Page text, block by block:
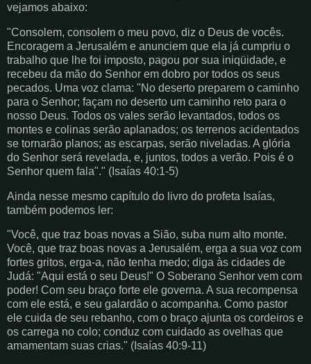
vejamos abaixo:
"Consolem, consolem o meu povo, diz o Deus de vocês.
Encoragem a Jerusalém e anunciem que ela já cumpriu o
trabalho que lhe foi imposto, pagou por sua iniqüidade, e
recebeu da mão do Senhor em dobro por todos os seus
pecados. Uma voz clama: "No deserto preparem o caminho
para o Senhor; façam no deserto um caminho reto para o
nosso Deus. Todos os vales serão levantados, todos os
montes e colinas serão aplanados; os terrenos acidentados
se tornarão planos; as escarpas, serão niveladas. A glória
do Senhor será revelada, e, juntos, todos a verão. Pois é o
Senhor quem fala"." (Isaías 40:1-5)
Ainda nesse mesmo capítulo do livro do profeta Isaías,
também podemos ler:
"Você, que traz boas novas a Sião, suba num alto monte.
Você, que traz boas novas a Jerusalém, erga a sua voz com
fortes gritos, erga-a, não tenha medo; diga às cidades de
Judá: "Aqui está o seu Deus!" O Soberano Senhor vem com
poder! Com seu braço forte ele governa. A sua recompensa
com ele está, e seu galardão o acompanha. Como pastor
ele cuida de seu rebanho, com o braço ajunta os cordeiros e
os carrega no colo; conduz com cuidado as ovelhas que
amamentam suas crias." (Isaías 40:9-11)